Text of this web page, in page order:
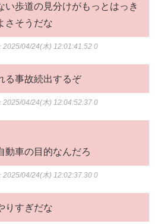
い歩道の見分けがもっとはっき
さそうだな
：2025/04/24(木) 12:01:41.52 0
る事故続出するぞ
：2025/04/24(木) 12:04:52.37 0
動車の目的なんだろ
：2025/04/24(木) 12:02:37.30 0
りすぎだな